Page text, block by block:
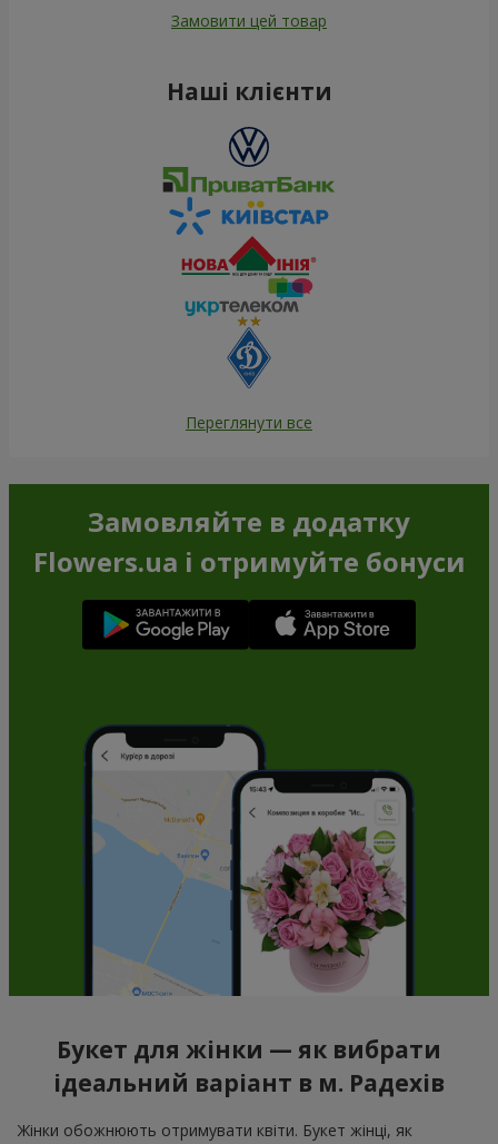
Замовити цей товар
Наші клієнти
Переглянути все
Замовляйте в додатку
Flowers.ua і отримуйте бонуси
Букет для жінки — як вибрати
ідеальний варіант в м. Радехів
Жінки обожнюють отримувати квіти. Букет жінці, як